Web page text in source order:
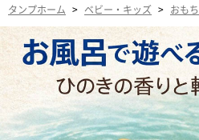
タンプホーム > ベビー・キッズ > おも